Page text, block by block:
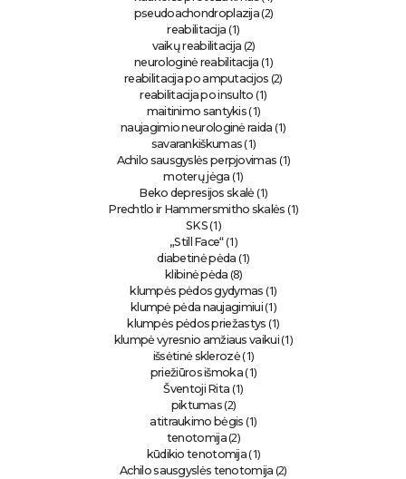
pseudoachondroplazija (2)
reabilitacija (1)
vaikų reabilitacija (2)
neurologinė reabilitacija (1)
reabilitacija po amputacijos (2)
reabilitacija po insulto (1)
maitinimo santykis (1)
naujagimio neurologinė raida (1)
savarankiškumas (1)
Achilo sausgyslės perpjovimas (1)
moterų jėga (1)
Beko depresijos skalė(1)
Prechtlo ir Hammersmitho skalės (1)
SKS(1)
„Still Face“(1)
diabetinė pėda (1)
klibinė pėda (8)
klumpės pėdos gydymas (1)
klumpė pėda naujagimiui(1)
klumpės pėdos priežastys (1)
klumpė vyresnio amžiaus vaikui(1)
išsėtinė sklerozė(1)
priežiūros išmoka(1)
Šventoji Rita (1)
piktumas (2)
atitraukimo bėgis (1)
tenotomija(2)
kūdikio tenotomija (1)
Achilo sausgyslės tenotomija (2)